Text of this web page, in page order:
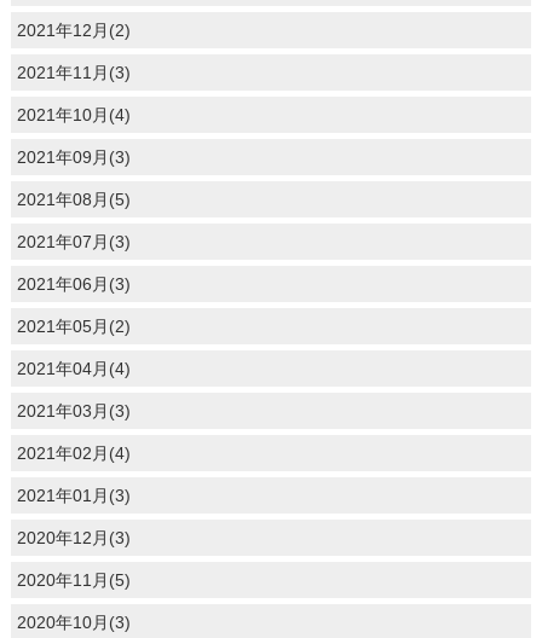
2021年12月(2)
2021年11月(3)
2021年10月(4)
2021年09月(3)
2021年08月(5)
2021年07月(3)
2021年06月(3)
2021年05月(2)
2021年04月(4)
2021年03月(3)
2021年02月(4)
2021年01月(3)
2020年12月(3)
2020年11月(5)
2020年10月(3)